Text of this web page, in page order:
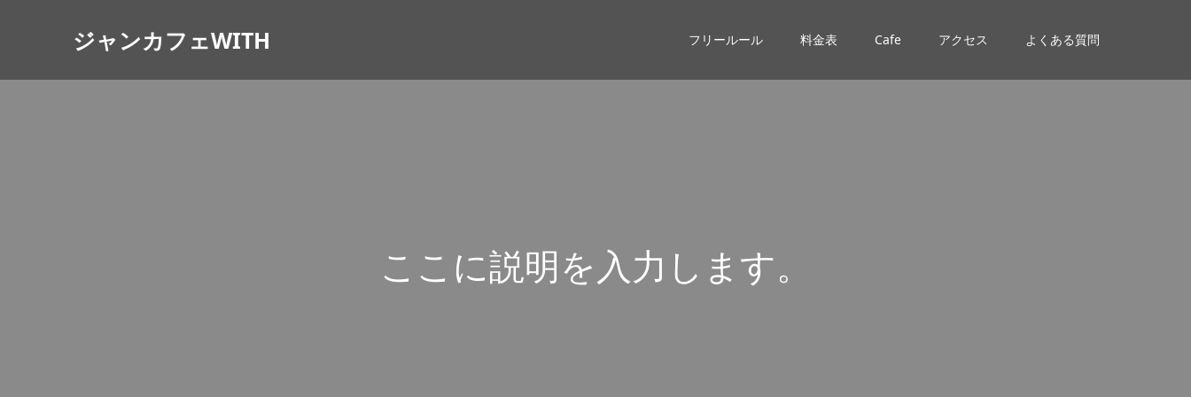
ジャンカフェWITH フリールール 料金表 Cafe アクセス よくある質問
こ こ に 説明 を 入 力 し ま す
ここに